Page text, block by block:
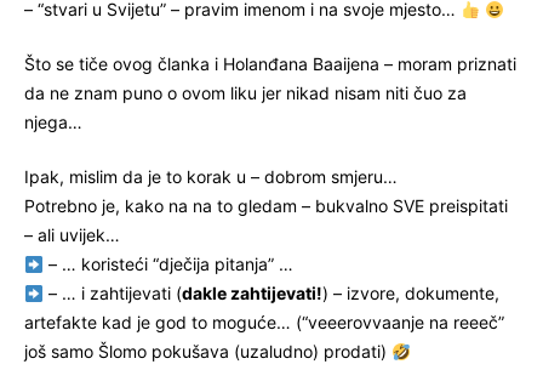
– “stvari u Svijetu” – pravim imenom i na svoje mjesto…
Što se tiče ovog članka i Holanđana Baaijena – moram priznati
da ne znam puno o ovom liku jer nikad nisam niti čuo za
njega…
Ipak, mislim da je to korak u – dobrom smjeru…
Potrebno je, kako na na to gledam – bukvalno SVE preispitati
– ali uvijek…
– … koristeći “dječija pitanja” …
– … i zahtijevati (dakle zahtijevati!) – izvore, dokumente,
artefakte kad je god to moguće… (“veeerovvaanje na reeeč”
još samo Šlomo pokušava (uzaludno) prodati)